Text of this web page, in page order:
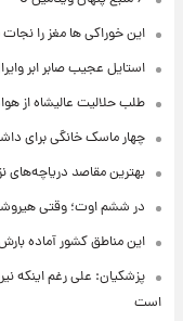
این خوراکی ها مغز را
استایل عجیب صابر ابر
طلب حلالیت عالیشاه از
چهار ماسک خانگی برای
بهترین مقاصد دریاچه‌های
در ششم اوت؛ وقتی
این مناطق کشور آماده
پزشکیان: علی رغم اینکه
است